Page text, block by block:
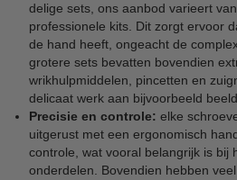
delige sets, ons aanbod varieert
professionele kits. Dit zorgt ervoor
de hand heeft, ongeacht de
grotere sets bevatten bovendien
wrikhulpmiddelen, pincetten en
delicaat werk aan bijvoorbeeld
Precisie en controle: elke
uitgerust met een ergonomisch
controle, wat vooral belangrijk is bij
onderdelen. Bovendien hebben